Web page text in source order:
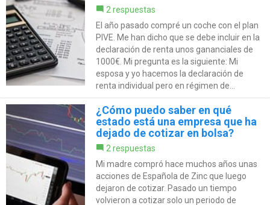
2 respuestas
El año pasado compré un coche con el plan
PIVE. Me han dicho que se debe incluir en la
declaración de renta unos gananciales de
1000€. Mi pregunta es la siguiente: Mi
esposa y yo hacemos la declaración de
renta individual pero en régimen de...
¿Cómo puedo saber en qué
estado está una empresa que ha
dejado de cotizar en bolsa?
2 respuestas
Mi madre compró hace muchos años unas
acciones de Española de Zinc que luego
dejaron de cotizar. Pasado un tiempo
volvieron a cotizar solo un periodo de